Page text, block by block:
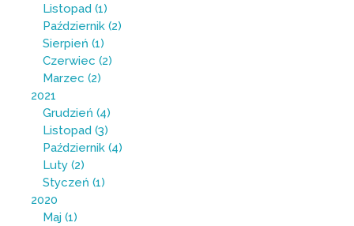
Listopad (1)
Październik (2)
Sierpień (1)
Czerwiec (2)
Marzec (2)
2021
Grudzień (4)
Listopad (3)
Październik (4)
Luty (2)
Styczeń (1)
2020
Maj (1)